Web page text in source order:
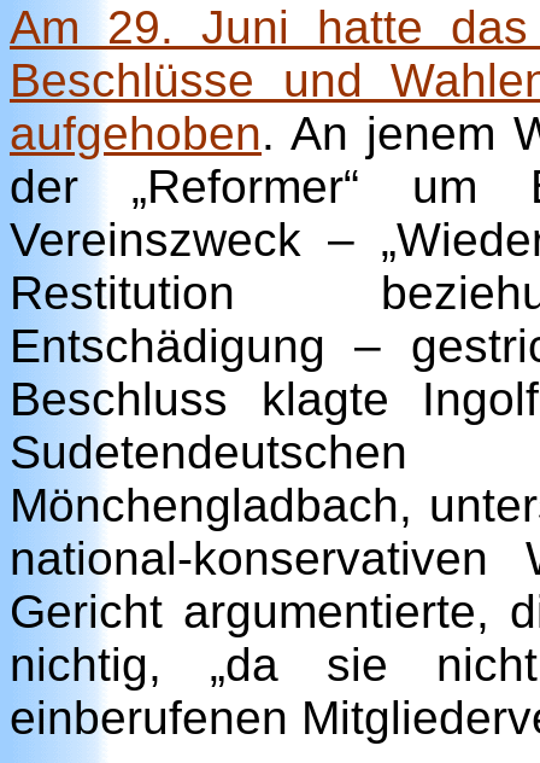
Am 29. Juni hatte
Beschlüsse und
aufgehoben. An jenem
der „Reformer“ um
Vereinszweck –
Restitution
Entschädigung –
Beschluss klagte
Mönchengladbach,
national-
Gericht argumentierte,
nichtig, „da sie
einberufenen